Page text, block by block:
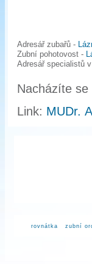
Adresář zubařů -
Zubní pohotovost -
Adresář specialistů
Nacházíte se
Link: MUDr.
rovnátka zubní